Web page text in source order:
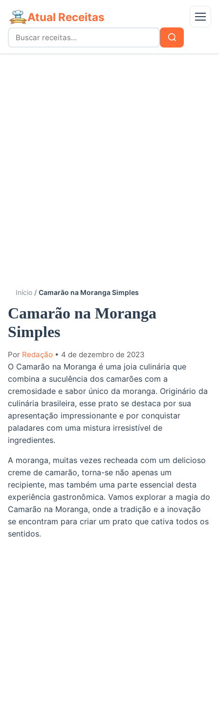
Atual Receitas Menu
Buscar
por:
Buscar
Início Camarão na Moranga Simples
Camarão na Moranga
Simples
Por Redação • 4 de dezembro de 2023
O Camarão na Moranga é uma joia culinária que
combina a suculência dos camarões com a
cremosidade e sabor único da moranga. Originário da
culinária brasileira, esse prato se destaca por sua
apresentação impressionante e por conquistar
paladares com uma mistura irresistível de
ingredientes.
A moranga, muitas vezes recheada com um delicioso
creme de camarão, torna-se não apenas um
recipiente, mas também uma parte essencial desta
experiência gastronômica. Vamos explorar a magia do
Camarão na Moranga, onde a tradição e a inovação
se encontram para criar um prato que cativa todos os
sentidos.